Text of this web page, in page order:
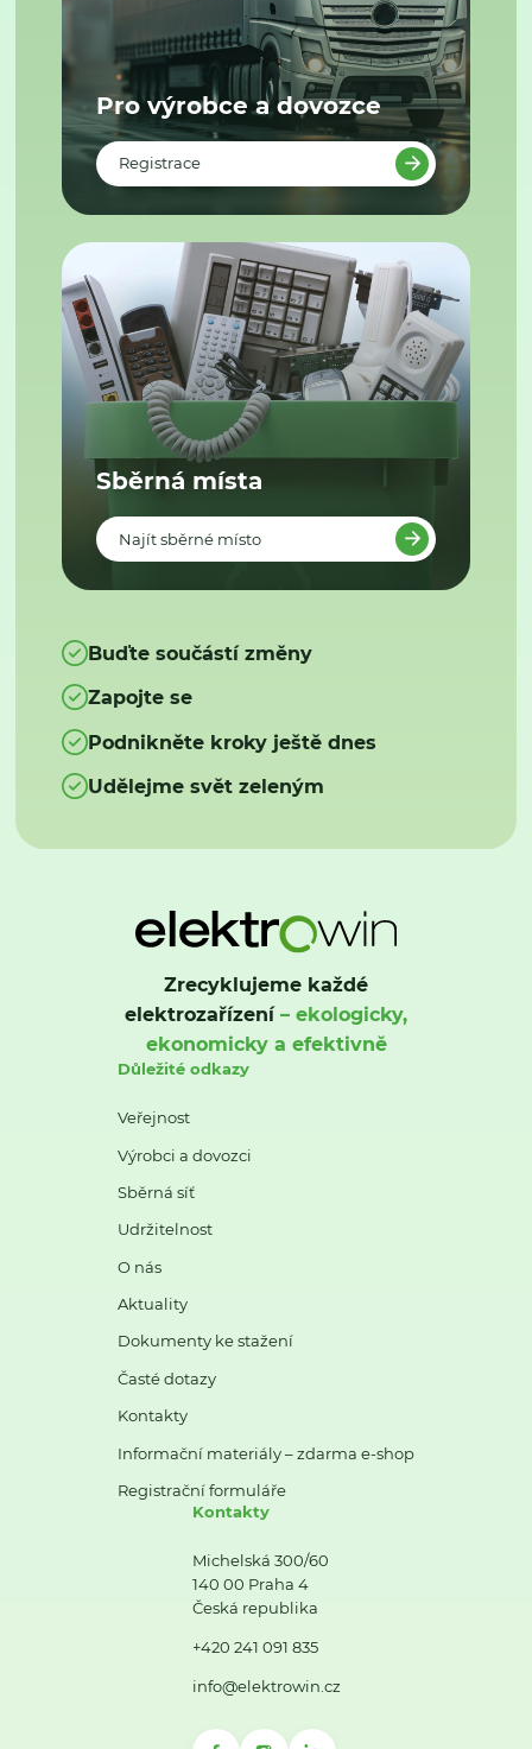
Pro výrobce a dovozce
Registrace
Sběrná místa
Najít sběrné místo
Buďte součástí změny
Zapojte se
Podnikněte kroky ještě dnes
Udělejme svět zeleným
Zrecyklujeme každé
elektrozařízení– ekologicky,
ekonomicky a efektivně
Důležité odkazy
Veřejnost
Výrobci a dovozci
Sběrná síť
Udržitelnost
O nás
Aktuality
Dokumenty ke stažení
Časté dotazy
Kontakty
Informační materiály – zdarma e-shop
Registrační formuláře
Kontakty
Michelská 300/60
140 00 Praha 4
Česká republika
+420 241 091 835
info@elektrowin.cz